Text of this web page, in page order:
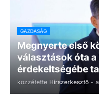
GAZDASÁG
Megnyerte első
választások óta
érdekeltségébe
közzétette Hírszerkesztő -